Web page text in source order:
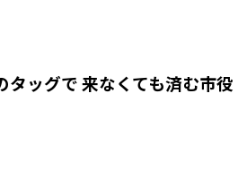
ッグで 来なくても済む市役